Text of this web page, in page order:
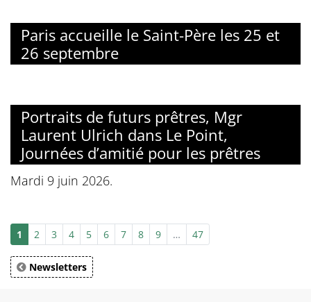
Paris accueille le Saint-Père les 25 et
26 septembre
Portraits de futurs prêtres, Mgr
Laurent Ulrich dans Le Point,
Journées d’amitié pour les prêtres
Mardi 9 juin 2026.
1 2 3 4 5 6 7 8 9 … 47
Newsletters